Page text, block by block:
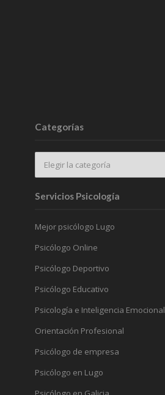
Categorías
Servicios Psicología
Mejor psicólogo Lugo
Psicólogo Online
Psicólogo Deportivo
Psicólogo Educativo
Psicología e Inteligencia Emocional
Orientación Profesional
Psicólogo de empresa
Psicólogo en Lugo